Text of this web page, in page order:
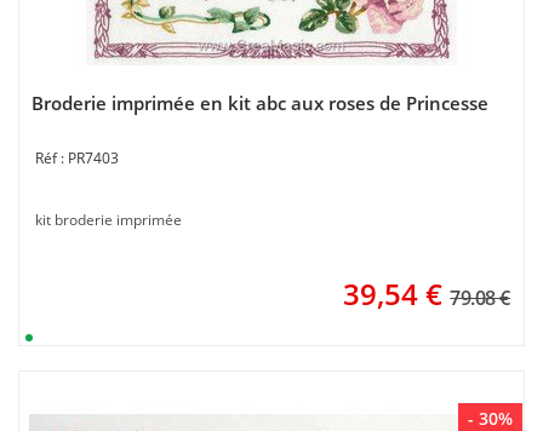
Broderie imprimée en kit abc aux roses de Princesse
PR7403
kit broderie imprimée
39,54€ 79.08 €
- 30%